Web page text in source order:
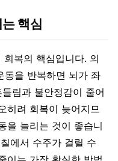
핵심
회복의 핵심입니다. 의
동을 반복하면 뇌가 좌
림과 불안정감이 줄어
히려 회복이 늦어지므
을 늘리는 것이 좋습니
에서 수주가 걸릴 수